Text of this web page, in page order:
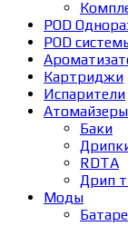
POD
POD
Картриджи
Испарители
Атомайзеры
Баки
RDTA
Дрип
Моды